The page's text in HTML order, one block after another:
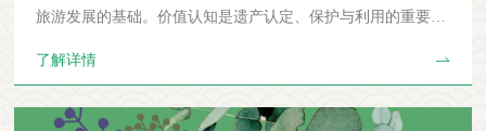
的若干意见》，指出“文物保护利用不平衡不充分的矛盾依然
平衡“真实性保护”与“旅游开发利用”的争论由来已久，但是莫
衷一是。分歧的核心便是：文化遗产在旅游产业中的商品化利
用会不会影响（或者损害）文化遗产的真实性？二、可能性：
旅游发展的基础。价值认知是遗产认定、保护与利用的重要前
源的价值划分为有形（显性）价值和无形（隐性）价值两大
值和环境（存在）价值4个亚类[3]。由于遗产不可忽视的旅游
了解详情